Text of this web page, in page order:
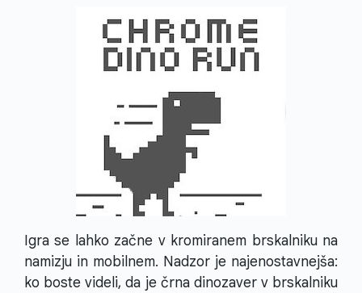
Igra se lahko začne v kromiranem brskalniku na
namizju in mobilnem. Nadzor je najenostavnejša:
ko boste videli, da je črna dinozaver v brskalniku